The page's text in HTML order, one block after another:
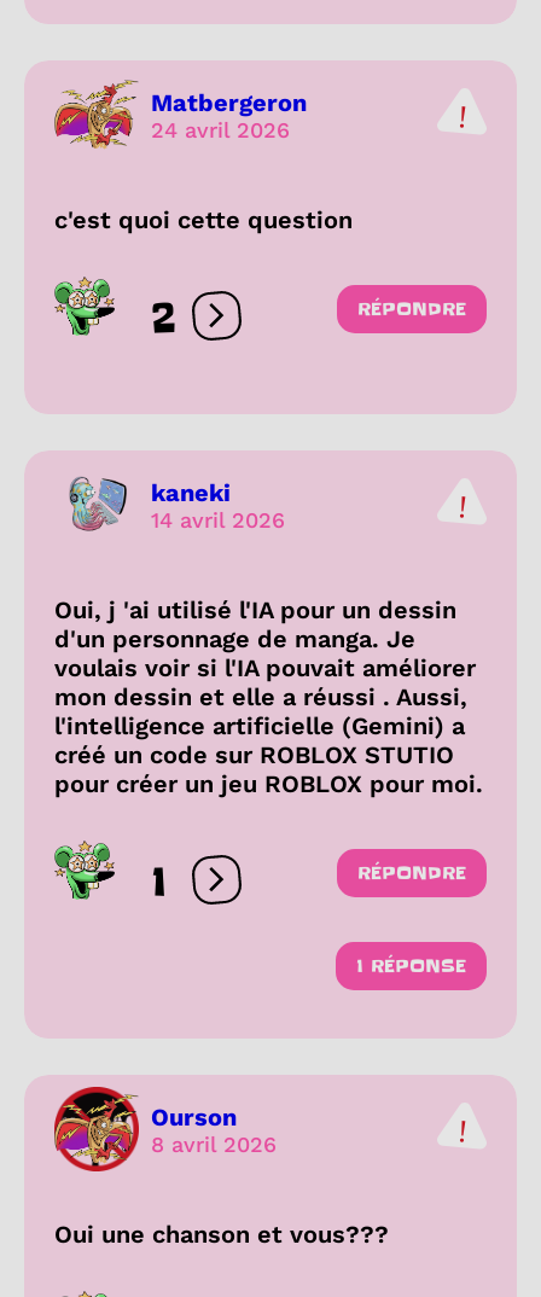
Matbergeron
24 avril 2026
c'est quoi cette question
2 Ouvrir les réactions
RÉPONDRE
kaneki
14 avril 2026
Oui, j 'ai utilisé l'IA pour un dessin
d'un personnage de manga. Je
voulais voir si l'IA pouvait améliorer
mon dessin et elle a réussi . Aussi,
l'intelligence artificielle (Gemini) a
créé un code sur ROBLOX STUTIO
pour créer un jeu ROBLOX pour moi.
1 Ouvrir les réactions
RÉPONDRE
1 RÉPONSE
Ourson
8 avril 2026
Oui une chanson et vous???